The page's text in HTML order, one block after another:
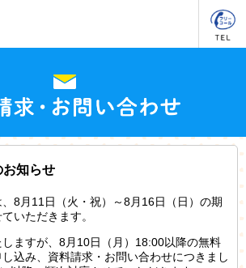
お知らせ
8月11日（火・祝）～8月16日（日）の期
いただきます。
ますが、8月10日（月）18:00以降の無料
込み、資料請求・お問い合わせにつきまし